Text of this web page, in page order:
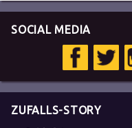
SOCIAL MEDIA
ZUFALLS-STORY